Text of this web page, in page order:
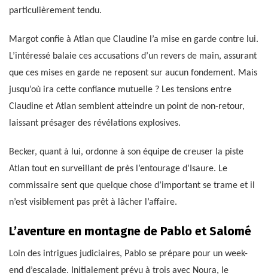
particulièrement tendu.
Margot confie à Atlan que Claudine l’a mise en garde contre lui.
L’intéressé balaie ces accusations d’un revers de main, assurant
que ces mises en garde ne reposent sur aucun fondement. Mais
jusqu’où ira cette confiance mutuelle ? Les tensions entre
Claudine et Atlan semblent atteindre un point de non-retour,
laissant présager des révélations explosives.
Becker, quant à lui, ordonne à son équipe de creuser la piste
Atlan tout en surveillant de près l’entourage d’Isaure. Le
commissaire sent que quelque chose d’important se trame et il
n’est visiblement pas prêt à lâcher l’affaire.
L’aventure en montagne de Pablo et Salomé
Loin des intrigues judiciaires, Pablo se prépare pour un week-
end d’escalade. Initialement prévu à trois avec Noura, le